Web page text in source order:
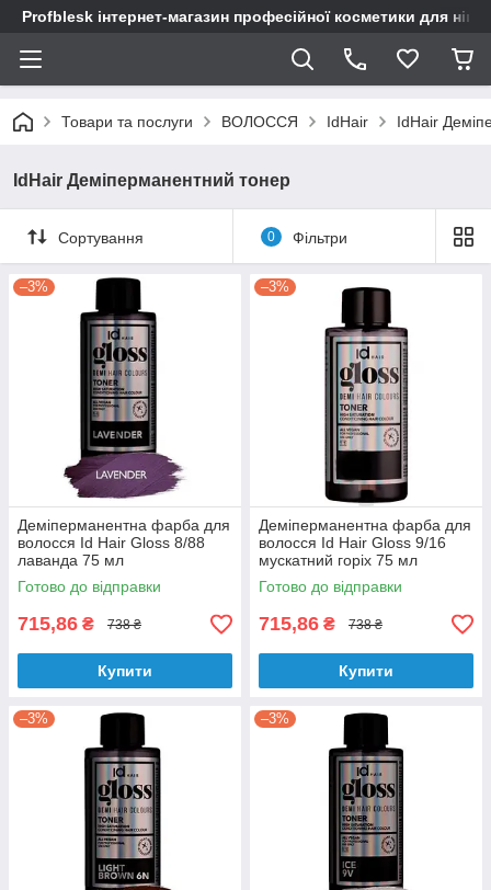
Profblesk інтернет-магазин професійної косметики для
Товари та послуги ВОЛОССЯ IdHair IdHair
IdHair Деміперманентний тонер
Сортування 0 Фільтри
–3%
Деміперманентна фарба для
волосся Id Hair Gloss 8/88
лаванда 75 мл
Готово до відправки
715,86 ₴ 738 ₴
Купити
–3%
Деміперманентна фарба для
волосся Id Hair Gloss 9/16
мускатний горіх 75 мл
Готово до відправки
715,86 ₴ 738 ₴
Купити
–3% –3%